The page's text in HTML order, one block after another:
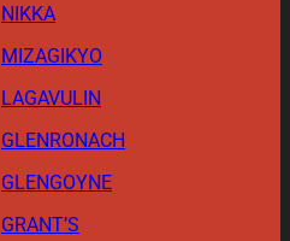
NIKKA
MIZAGIKYO
LAGAVULIN
GLENRONACH
GLENGOYNE
GRANT’S